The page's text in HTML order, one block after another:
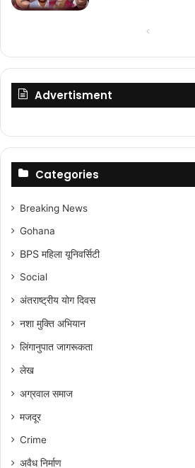
Previous
Advertisment
Categories
Breaking News
Gohana
BPS महिला यूनिवर्सिटी
Social
अंतराष्ट्रीय योग दिवस
नशा मुक्ति अभियान
लिंगानुपात जागरूकता
लेख
अग्रवाल समाज
मजदूर
Crime
अवैध निर्माण